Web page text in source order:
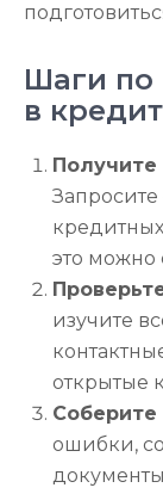
Шаги по
в
Получите
это можно
изучите
открытые
Соберите
ошибки,